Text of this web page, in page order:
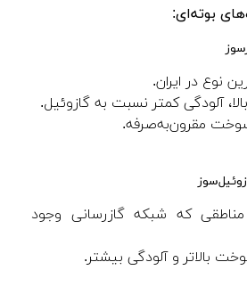
بوته‌ای:
نوع در ایران.
آلودگی کمتر نسبت به گازوئیل.
مقرون‌به‌صرفه.
که شبکه گازرسانی وجود
بالاتر و آلودگی بیشتر.